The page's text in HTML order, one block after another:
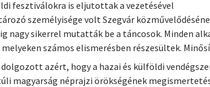
fesztiválokra is eljutottak a vezetésével
személyisége volt Szegvár
nagy sikerrel mutatták be a táncosok. Minden
számos elismerésben részesültek.
dolgozott azért, hogy a hazai és külföldi
magyarság néprajzi örökségének